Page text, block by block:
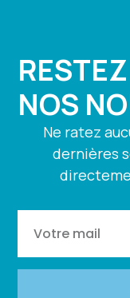
NOS
Ne ratez
dernières